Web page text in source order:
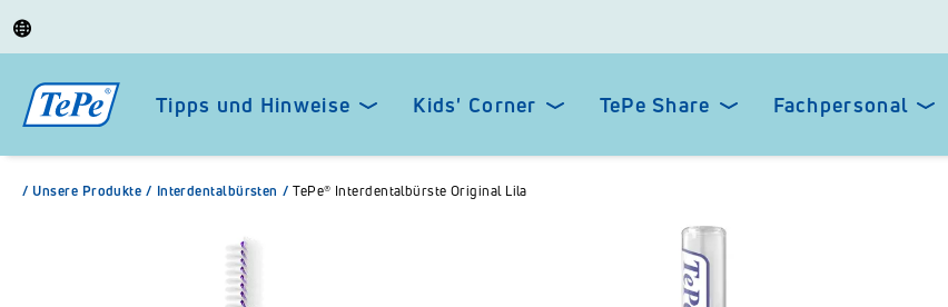
Tipps und Hinweise Kids' Corner TePe Share Fachpersonal
/ Unsere Produkte / Interdentalbürsten / TePe® Interdentalbürste Original Lila